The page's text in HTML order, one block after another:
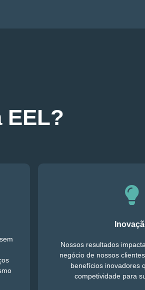
EEL?
Nossos resultados
negócio de nossos
benefícios inovadores
competividade para